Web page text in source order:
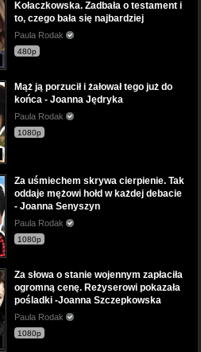
Kołaczkowska. Zadbała o testament i
to, czego bała się najbardziej
Paula Rodak
480p
Mąż ją porzucił i żałował tego już do
końca - Joanna Jędryka
Paula Rodak
1080p
Za uśmiechem skrywa cierpienie. Tak
oddaje mężowi hołd w każdej debacie
- Joanna Senyszyn
Paula Rodak
1080p
Za słowa o stanie wojennym zapłaciła
ogromną cenę. Reżyserowi pokazała
pośladki -Joanna Szczepkowska
Paula Rodak
1080p